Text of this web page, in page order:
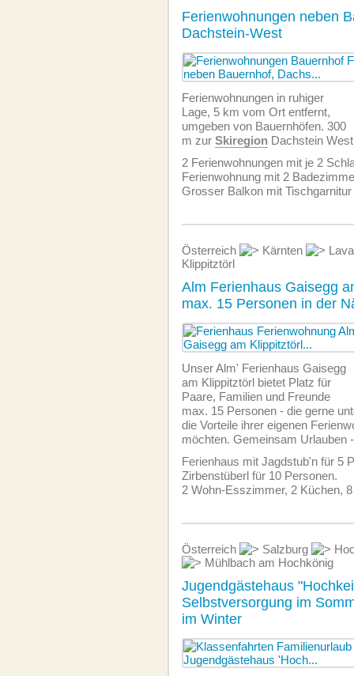
Ferienwohnungen neben
Dachstein-West
Ferien­wohnungen in ruhiger
Lage, 5 km vom Ort entfernt,
umgeben von Bauernhöfen. 300
m zur Skiregion Dachstein
2 Ferien­wohnungen mit je 2
Ferien­wohnung mit 2
Grosser Balkon mit Tischgarnitur
Österreich Kärnten
Klippitztörl
Alm Ferienhaus Gaisegg
max. 15 Personen in der
Unser Alm' Ferienhaus Gaisegg
am Klippitztörl bietet Platz für
Paare, Familien und Freunde
max. 15 Personen - die gerne
die Vorteile ihrer eigenen
möchten. Gemeinsam Urlauben
Ferienhaus mit Jagdstub'n für 5
Zirbenstüberl für 10 Personen.
2 Wohn-Esszimmer, 2 Küchen,
Österreich Salzburg
Mühlbach am Hochkönig
Jugendgästehaus
Selbstversorgung im
im Winter